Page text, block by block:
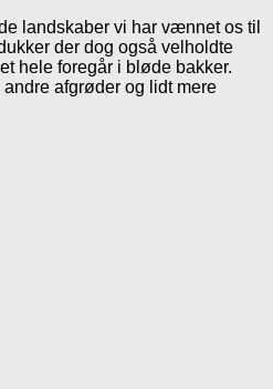
landskaber vi har vænnet os til
der dog også velholdte
hele foregår i bløde bakker.
afgrøder og lidt mere